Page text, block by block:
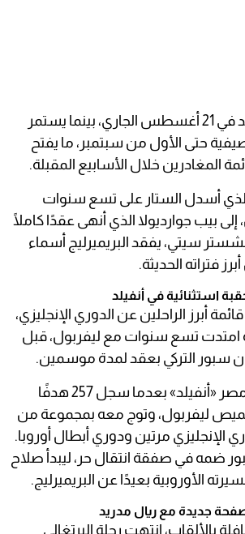
ويبدأ الموسم الجديد في 21 أغسطس الجاري، بينما يستمر
حتى الأول من سبتمبر، ما يفتح
المغادرين خلال الأسابيع المقبلة.
أسدل الستار على تسع سنوات
إلى بيب جوارديولا الذي أنهى عقدًا كاملًا
سيتي، يفقد البريميرليج أسماء
فتراته الحديثة.
استثنائية في أنفيلد
أبرز الراحلين عن الدوري الإنجليزي،
امتدت تسع سنوات مع ليفربول، قبل
سبور التركي بعقد لمدة موسمين.
وغادر قائد منتخب مصر «أنفيلد» بعدما سجل 257 هدفًا
بقميص ليفربول، وتوج معه بمجموعة من
الإنجليزي مرتين ودوري أبطال أوروبا.
ضمه في صفقة انتقال حر، ليبدأ صلاح
الأوروبية بعيدًا عن البريميرليج.
جديدة مع ريال مدريد
بالألقاب، انتهت رحلة البرتغالي